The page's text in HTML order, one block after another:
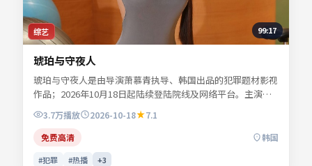
综艺 99:17
琥珀与守夜人
琥珀与守夜人是由导演萧慕青执导、韩国出品的犯罪题材影视
作品；2026年10月18日起陆续登陆院线及网络平台。主演谢
书砚、许临渊、陆见微、宋慕青等共同诠释一段充满转折的人
物命运。故事围绕都市边缘人物的抉择展开，情感真挚而不失
悬念。适合检索「犯罪电影」「韩国影片」「2026年上映」
等关键词的观众收藏。
3.7万播放 2026-10-18
7.1
免费高清
韩国
#犯罪 #热播 +3